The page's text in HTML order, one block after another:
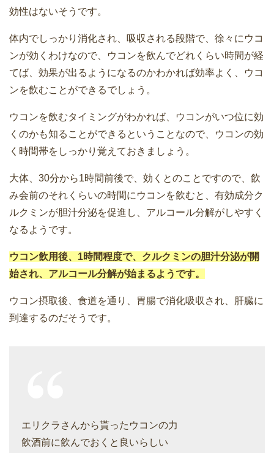
効性はないそうです。
体内でしっかり消化され、吸収される段階で、徐々にウコ
ンが効くわけなので、ウコンを飲んでどれくらい時間が経
てば、効果が出るようになるのかわかれば効率よく、ウコ
ンを飲むことができるでしょう。
ウコンを飲むタイミングがわかれば、ウコンがいつ位に効
くのかも知ることができるということなので、ウコンの効
く時間帯をしっかり覚えておきましょう。
大体、30分から1時間前後で、効くとのことですので、飲
み会前のそれくらいの時間にウコンを飲むと、有効成分ク
ルクミンが胆汁分泌を促進し、アルコール分解がしやすく
なるようです。
ウコン飲用後、1時間程度で、クルクミンの胆汁分泌が開
始され、アルコール分解が始まるようです。
ウコン摂取後、食道を通り、胃腸で消化吸収され、肝臓に
到達するのだそうです。
エリクラさんから貰ったウコンの力
飲酒前に飲んでおくと良いらしい